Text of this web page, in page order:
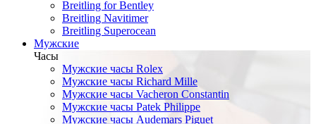
Breitling for Bentley
Breitling Navitimer
Breitling Superocean
Мужские
Часы
Мужские часы Rolex
Мужские часы Richard Mille
Мужские часы Vacheron Constantin
Мужские часы Patek Philippe
Мужские часы Audemars Piguet